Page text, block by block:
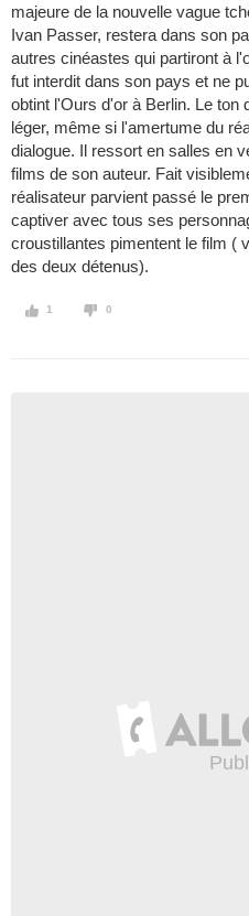
majeure de la nouvelle vague
Ivan Passer, restera dans son
autres cinéastes qui partiront à
fut interdit dans son pays et ne
obtint l'Ours d'or à Berlin. Le ton
léger, même si l'amertume du
dialogue. Il ressort en salles en
films de son auteur. Fait
réalisateur parvient passé le
captiver avec tous ses
croustillantes pimentent le film (
des deux détenus).
1 0